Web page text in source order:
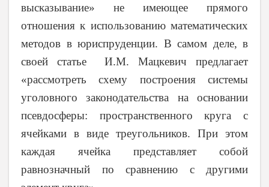
высказывание» не имеющее прямого
отношения к использованию математических
методов в юриспруденции. В самом деле, в
своей статье И.М. Мацкевич предлагает
«рассмотреть схему построения системы
уголовного законодательства на основании
псевдосферы: пространственного круга с
ячейками в виде треугольников. При этом
каждая ячейка представляет собой
равнозначный по сравнению с другими